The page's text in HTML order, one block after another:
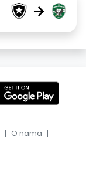
→
| O nama |